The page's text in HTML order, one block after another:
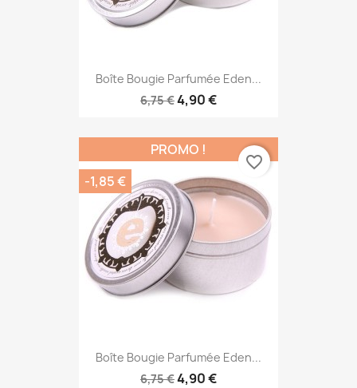
6,75 €4,90 €
6,75 €4,90 €
-1,85 €
favorite_border